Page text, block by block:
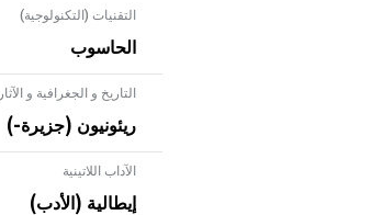
التقنيات (التكنولوجية)
الحاسوب
التاريخ و الجغرافية و الآثار
ريئونيون (جزيرة-)
الآداب اللاتينية
إيطالية (الأدب)